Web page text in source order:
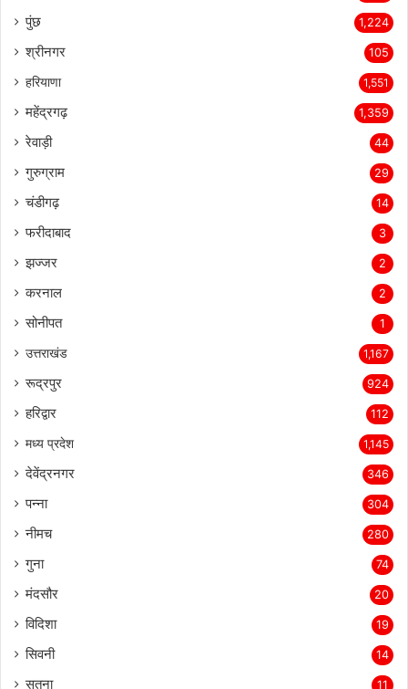
पुंछ 1,224
श्रीनगर 105
हरियाणा 1,551
महेंद्रगढ़ 1,359
रेवाड़ी 44
गुरुग्राम 29
चंडीगढ़ 14
फरीदाबाद 3
झज्जर 2
करनाल 2
सोनीपत 1
उत्तराखंड 1,167
रूद्रपुर 924
हरिद्वार 112
मध्य प्रदेश 1,145
देवेंद्रनगर 346
पन्ना 304
नीमच 280
गुना 74
मंदसौर 20
विदिशा 19
सिवनी 14
सतना 11